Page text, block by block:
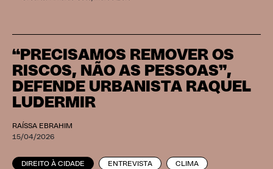
“PRECISAMOS REMOVER OS
RISCOS, NÃO AS PESSOAS”,
DEFENDE URBANISTA RAQUEL
LUDERMIR
RAÍSSA EBRAHIM
15/04/2026
DIREITO À CIDADE ENTREVISTA CLIMA